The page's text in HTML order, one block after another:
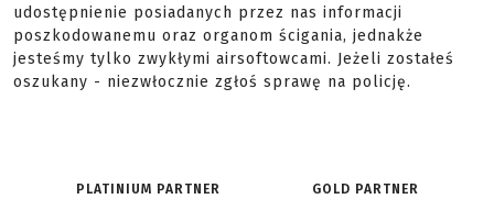
udostępnienie posiadanych przez nas informacji
poszkodowanemu oraz organom ścigania, jednakże
jesteśmy tylko zwykłymi airsoftowcami. Jeżeli zostałeś
oszukany - niezwłocznie zgłoś sprawę na policję.
PLATINIUM PARTNER GOLD PARTNER